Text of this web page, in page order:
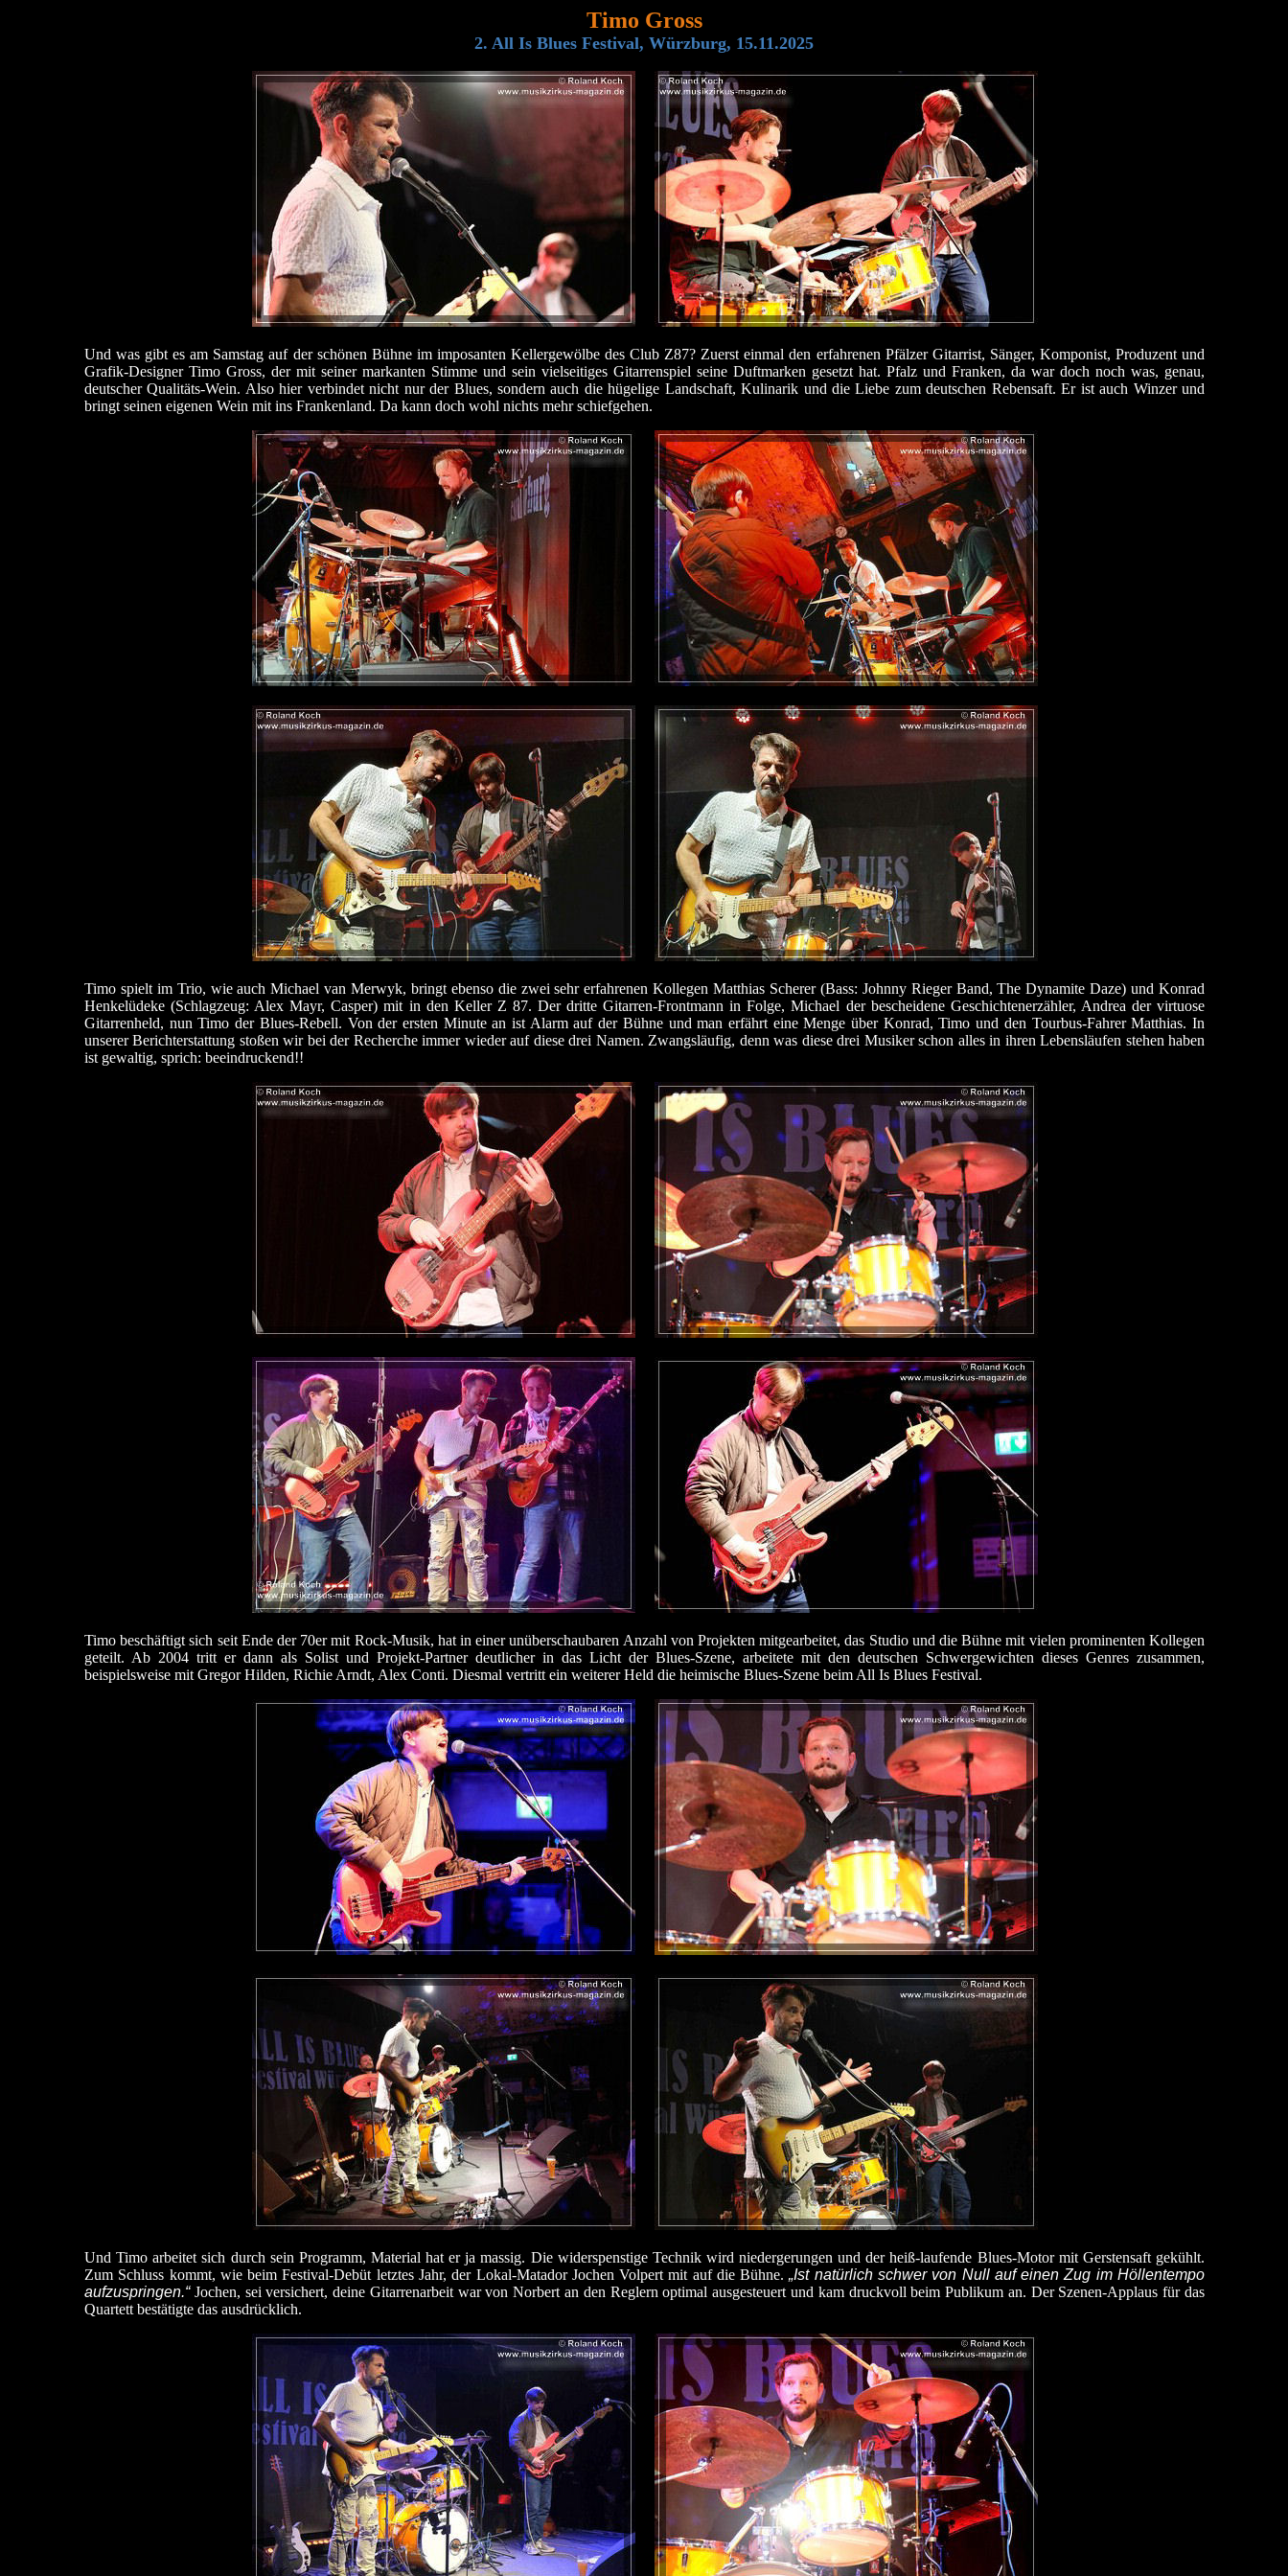
Timo Gross
2. All Is Blues Festival, Würzburg, 15.11.2025
Und was gibt es am Samstag auf der schönen Bühne im imposanten Kellergewölbe des Club Z87? Zuerst einmal den erfahrenen Pfälzer Gitarrist, Sänger, Komponist, Produzent und
Grafik-Designer Timo Gross, der mit seiner markanten Stimme und sein vielseitiges Gitarrenspiel seine Duftmarken gesetzt hat. Pfalz und Franken, da war doch noch was, genau,
deutscher Qualitäts-Wein. Also hier verbindet nicht nur der Blues, sondern auch die hügelige Landschaft, Kulinarik und die Liebe zum deutschen Rebensaft. Er ist auch Winzer und
bringt seinen eigenen Wein mit ins Frankenland. Da kann doch wohl nichts mehr schiefgehen.
Timo spielt im Trio, wie auch Michael van Merwyk, bringt ebenso die zwei sehr erfahrenen Kollegen Matthias Scherer (Bass: Johnny Rieger Band, The Dynamite Daze) und Konrad
Henkelüdeke (Schlagzeug: Alex Mayr, Casper) mit in den Keller Z 87. Der dritte Gitarren-Frontmann in Folge, Michael der bescheidene Geschichtenerzähler, Andrea der virtuose
Gitarrenheld, nun Timo der Blues-Rebell. Von der ersten Minute an ist Alarm auf der Bühne und man erfährt eine Menge über Konrad, Timo und den Tourbus-Fahrer Matthias. In
unserer Berichterstattung stoßen wir bei der Recherche immer wieder auf diese drei Namen. Zwangsläufig, denn was diese drei Musiker schon alles in ihren Lebensläufen stehen haben
ist gewaltig, sprich: beeindruckend!!
Timo beschäftigt sich seit Ende der 70er mit Rock-Musik, hat in einer unüberschaubaren Anzahl von Projekten mitgearbeitet, das Studio und die Bühne mit vielen prominenten Kollegen
geteilt. Ab 2004 tritt er dann als Solist und Projekt-Partner deutlicher in das Licht der Blues-Szene, arbeitete mit den deutschen Schwergewichten dieses Genres zusammen,
beispielsweise mit Gregor Hilden, Richie Arndt, Alex Conti. Diesmal vertritt ein weiterer Held die heimische Blues-Szene beim All Is Blues Festival.
Und Timo arbeitet sich durch sein Programm, Material hat er ja massig. Die widerspenstige Technik wird niedergerungen und der heiß-laufende Blues-Motor mit Gerstensaft gekühlt.
Zum Schluss kommt, wie beim Festival-Debüt letztes Jahr, der Lokal-Matador Jochen Volpert mit auf die Bühne.„Ist natürlich schwer von Null auf einen Zug im Höllentempo
aufzuspringen.“Jochen, sei versichert, deine Gitarrenarbeit war von Norbert an den Reglern optimal ausgesteuert und kam druckvoll beim Publikum an. Der Szenen-Applaus für das
Quartett bestätigte das ausdrücklich.